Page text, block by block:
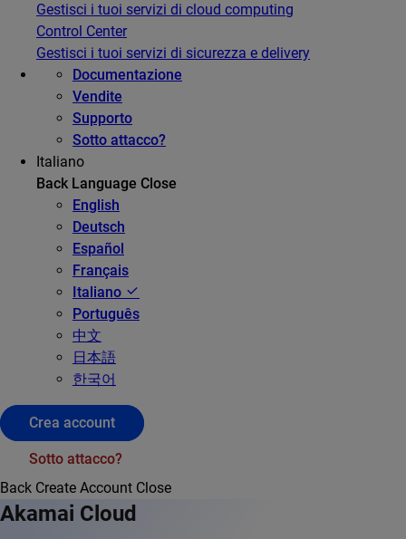
Gestisci i tuoi servizi di cloud computing
Control Center
Gestisci i tuoi servizi di sicurezza e delivery
Documentazione
Vendite
Supporto
Sotto attacco?
Italiano
Back Language Close
English
Deutsch
Español
Français
Italiano
Português
中文
日本語
한국어
Crea account
Sotto attacco?
Back Create Account Close
Akamai Cloud